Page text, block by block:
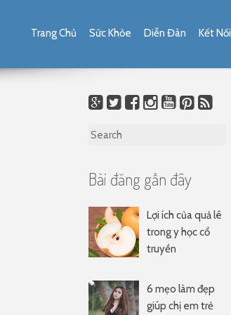
Trang Chủ Sức Khỏe Diễn Đàn Kết Nối
Search for:
Bài đăng gần đây
Lợi ích của quả lê
trong y học cổ
truyền
6 mẹo làm đẹp
giúp chị em trẻ